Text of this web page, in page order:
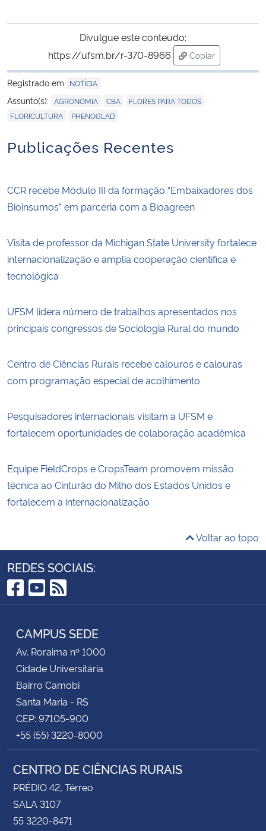
Divulgue este conteúdo:
https://ufsm.br/r-370-8966
Copiar
para área de
Registrado em
NOTÍCIA
Assunto(s): AGRONOMIA CBA FLORES PARA TODOS
FLORICULTURA PHENOGLAD
Publicações Recentes
CCR recebe Módulo III da formação “Embaixadores dos
Bioinsumos” em parceria com a Bioagreen
Visita de professor da Michigan State University fortalece
internacionalização e amplia cooperação científica e
tecnológica
UFSM lidera número de trabalhos apresentados nos
principais congressos de Sociologia Rural do mundo
Centro de Ciências Rurais recebe calouros e calouras
com programação especial de acolhimento
Pesquisadores internacionais visitam a UFSM e
fortalecem oportunidades de colaboração acadêmica
Equipe FieldCrops e CropsTeam promovem missão
técnica ao Cinturão do Milho dos Estados Unidos e
fortalecem a internacionalização
Voltar ao topo
REDES SOCIAIS:
Facebook
YouTube
RSS
CAMPUS SEDE
Av. Roraima nº 1000
Cidade Universitária
Bairro Camobi
Santa Maria - RS
CEP: 97105-900
+55 (55) 3220-8000
CENTRO DE CIÊNCIAS RURAIS
PRÉDIO 42, Térreo
SALA 3107
55 3220-8471